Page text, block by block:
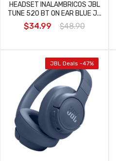
HEADSET INALAMBRICOS JBL
TUNE 520 BT ON EAR BLUE J...
$34.99 $48.90
JBL Deals -47%